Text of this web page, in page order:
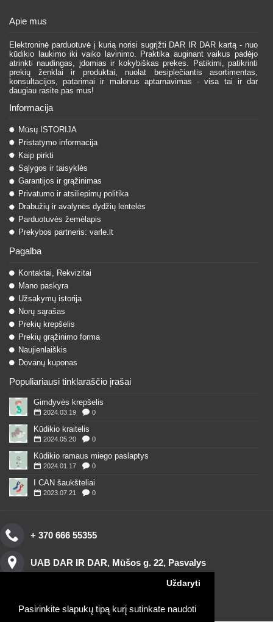
Pasirinkite slapukų tipą kurį sutinkate naudoti
Uždaryti
Apie mus
Elektroninė parduotuvė į kurią norisi sugrįžti DAR IR DAR kartą - nuo
kūdikio laukimo iki vaiko lavinimo. Praktika auginant vaikus padėjo
atrinkti naudingas, įdomias ir kokybiškas prekes. Patikimi, patikrinti
prekių ženklai ir produktai, nuolat besiplečiantis asortimentas,
konsultacijos, patarimai ir malonus aptarnavimas - visa tai ir dar
daugiau rasite pas mus!
Informacija
Mūsų ISTORIJA
Pristatymo informacija
Kaip pirkti
Sąlygos ir taisyklės
Garantijos ir grąžinimas
Privatumo ir atsiliepimų politika
Drabužių ir avalynės dydžių lentelės
Parduotuvės žemėlapis
Prekybos partneris: varle.lt
Pagalba
Kontaktai, Rekvizitai
Mano paskyra
Užsakymų istorija
Norų sąrašas
Prekių krepšelis
Prekių grąžinimo forma
Naujienlaiškis
Dovanų kuponas
Populiariausi tinklaraščio įrašai
Gimdyvės krepšelis
2024.03.19 0
Kūdikio kraitelis
2024.05.20 0
Kūdikio ramaus miego paslaptys
2024.01.17 0
I CAN šaukšteliai
2023.07.21 0
+ 370 666 55355
UAB DAR IR DAR, Mūšos g. 22, Pasvalys